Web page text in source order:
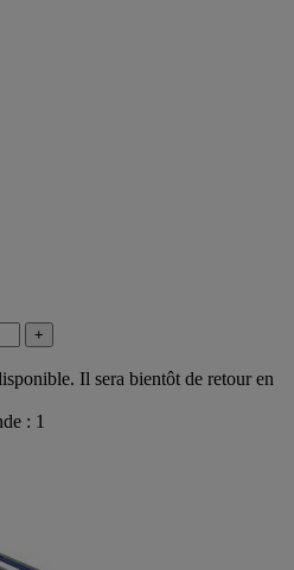
+
Il sera bientôt de retour en
: 1